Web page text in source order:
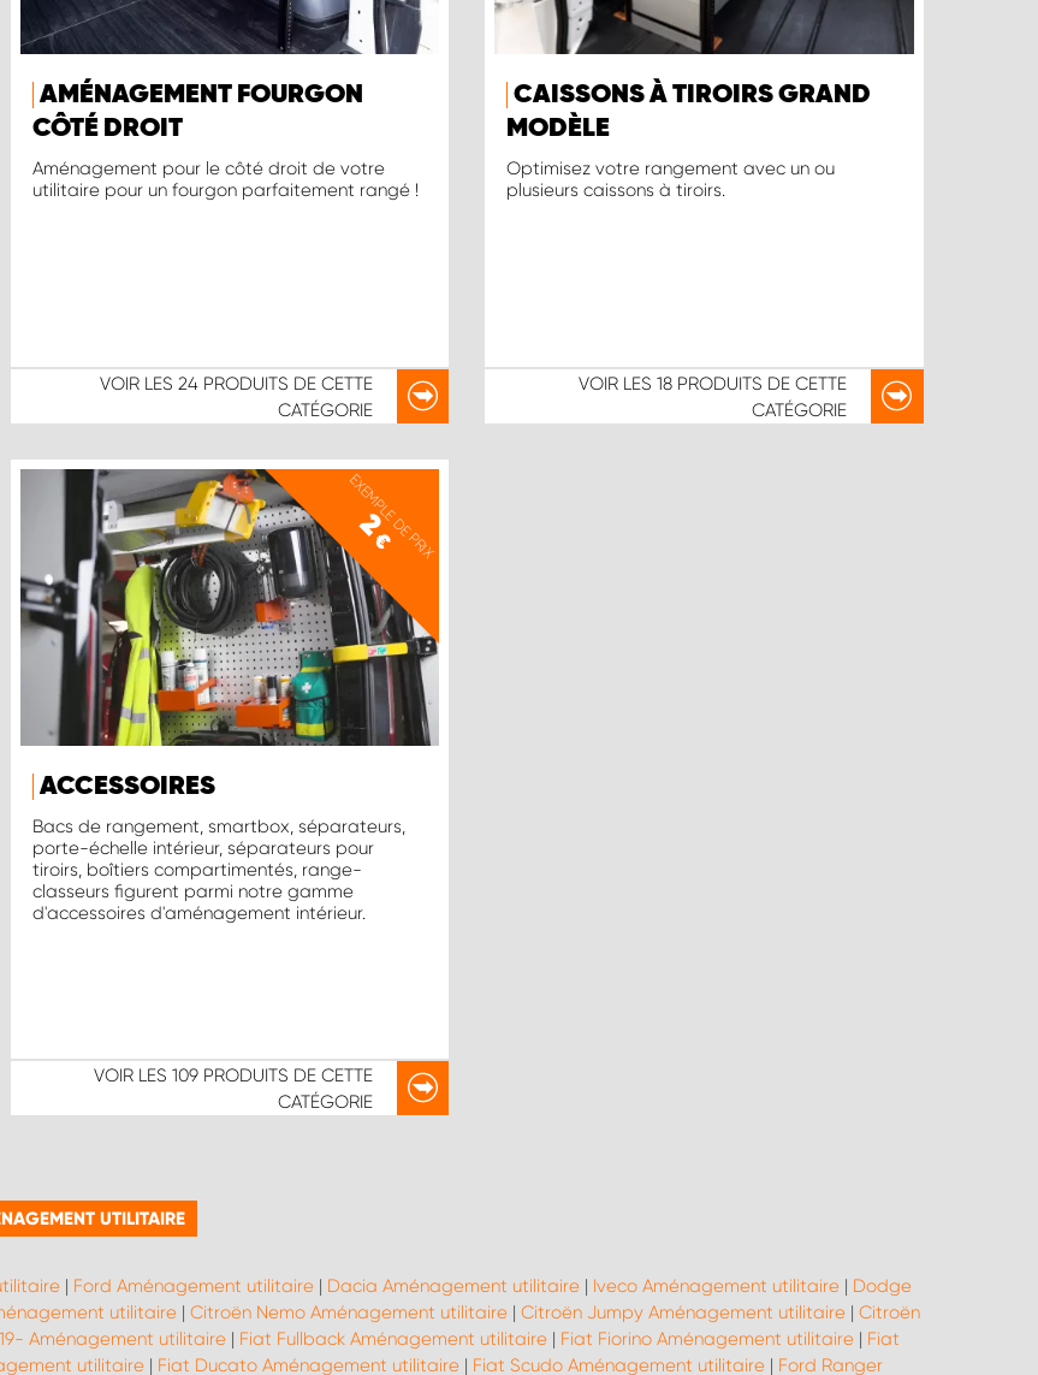
AMÉNAGEMENT FOURGON
CÔTÉ DROIT
Aménagement pour le côté droit de votre
utilitaire pour un fourgon parfaitement rangé !
VOIR LES 24 PRODUITS DE CETTE
CATÉGORIE
CAISSONS À TIROIRS GRAND
MODÈLE
Optimisez votre rangement avec un ou
plusieurs caissons à tiroirs.
VOIR LES 18 PRODUITS DE CETTE
CATÉGORIE
EXEMPLE DE PRIX
2
€
ACCESSOIRES
Bacs de rangement, smartbox, séparateurs,
porte-échelle intérieur, séparateurs pour
tiroirs, boîtiers compartimentés, range-
classeurs figurent parmi notre gamme
d'accessoires d'aménagement intérieur.
VOIR LES109 PRODUITS DE CETTE
CATÉGORIE
UTILITAIRE
| Ford Aménagement utilitaire| Dacia Aménagement utilitaire| Iveco Aménagement utilitaire| Dodge
utilitaire | Citroën Nemo Aménagement utilitaire | Citroën Jumpy Aménagement utilitaire | Citroën
Aménagement utilitaire| Fiat Fullback Aménagement utilitaire| Fiat Fiorino Aménagement utilitaire| Fiat
utilitaire | Fiat Ducato Aménagement utilitaire | Fiat Scudo Aménagement utilitaire | Ford Ranger